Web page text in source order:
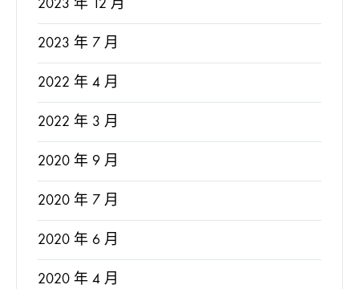
2023 年 12 月
2023 年 7 月
2022 年 4 月
2022 年 3 月
2020 年 9 月
2020 年 7 月
2020 年 6 月
2020 年 4 月